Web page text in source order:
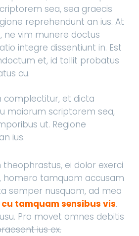
sea, sea graecis
reprehendunt an ius. At
ne vim munere doctus
integre dissentiunt in. Est
et, id tollit probatus
cu.
complectitur, et dicta
maiorum scriptorem sea,
ut. Regione
ius.
ei dolor exerci
homero tamquam accusam
semper nusquam, ad mea
cu tamquam sensibus vis.
Pro movet omnes debitis
ius ex.